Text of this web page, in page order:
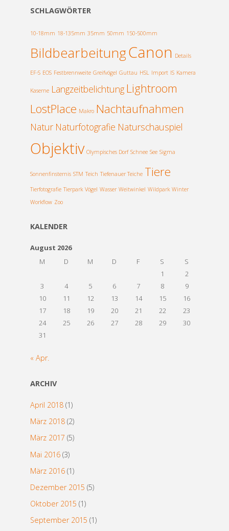
t
r
e
o
t
e
t
t
p
SCHLAGWÖRTER
10-18mm 18-135mm 35mm 50mm 150-500mm
BildbearbeitungCanon Details
EF-S EOS Festbrennweite Greifvögel Guttau HSL Import IS Kamera
Kaserne Langzeitbelichtung Lightroom
LostPlace Makro Nachtaufnahmen
Natur Naturfotografie Naturschauspiel
Objektiv Olympisches Dorf Schnee See Sigma
Sonnenfinsternis STM Teich Tiefenauer Teiche Tiere
Tierfotografie Tierpark Vögel Wasser Weitwinkel Wildpark Winter
Workflow Zoo
KALENDER
August 2026
M
D M D F S
S
1
2
3
4 5 6 7 8
9
10
11 12 13 14 15
16
17
18 19 20 21 22
23
24
25 26 27 28 29
30
31
« Apr.
ARCHIV
April 2018(1)
März 2018(2)
März 2017 (5)
Mai 2016(3)
März 2016(1)
Dezember 2015 (5)
Oktober 2015 (1)
September 2015 (1)